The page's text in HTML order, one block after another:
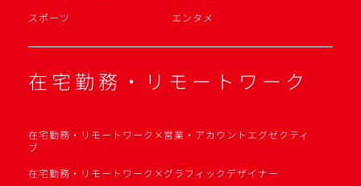
スポーツ
エンタメ
在宅勤務・リモートワーク
在宅勤務・リモートワーク×営業・アカウントエグゼクティ
ブ
在宅勤務・リモートワーク×グラフィックデザイナー